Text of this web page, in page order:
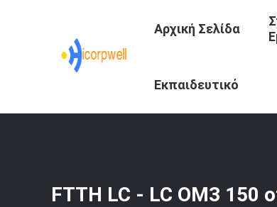
Αρχική Σελίδα
Εκπαιδευτικό
Οπτικό Καλώδιο
FTTH LC - LC OM3 150